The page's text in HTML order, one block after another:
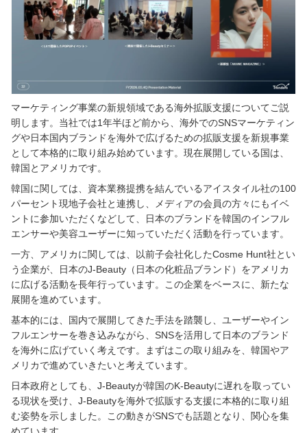
マーケティング事業の新規領域である海外拡販支援についてご説
明します。当社では1年半ほど前から、海外でのSNSマーケティン
グや日本国内ブランドを海外で広げるための拡販支援を新規事業
として本格的に取り組み始めています。現在展開している国は、
韓国とアメリカです。
韓国に関しては、資本業務提携を結んでいるアイスタイル社の100
パーセント現地子会社と連携し、メディアの会員の方々にもイベ
ントに参加いただくなどして、日本のブランドを韓国のインフル
エンサーや美容ユーザーに知っていただく活動を行っています。
一方、アメリカに関しては、以前子会社化したCosme Hunt社とい
う企業が、日本のJ-Beauty（日本の化粧品ブランド）をアメリカ
に広げる活動を長年行っています。この企業をベースに、新たな
展開を進めています。
基本的には、国内で展開してきた手法を踏襲し、ユーザーやイン
フルエンサーを巻き込みながら、SNSを活用して日本のブランド
を海外に広げていく考えです。まずはこの取り組みを、韓国やア
メリカで進めていきたいと考えています。
日本政府としても、J-Beautyが韓国のK-Beautyに遅れを取ってい
る現状を受け、J-Beautyを海外で拡販する支援に本格的に取り組
む姿勢を示しました。この動きがSNSでも話題となり、関心を集